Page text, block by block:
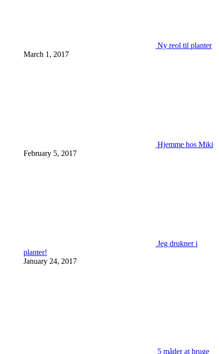
Ny reol til planter
March 1, 2017
Hjemme hos Miki
February 5, 2017
Jeg drukner i
planter!
January 24, 2017
5 måder at bruge